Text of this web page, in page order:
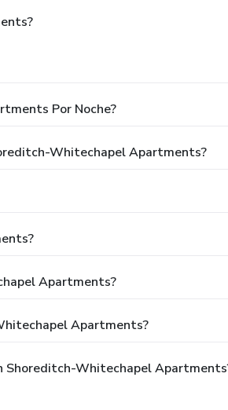
Por Noche?
Whitechapel Apartments?
Apartments?
Apartments?
Shoreditch-Whitechapel